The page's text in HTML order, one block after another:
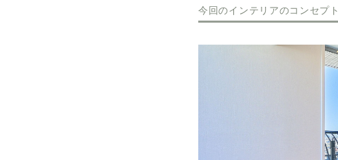
今回のインテリアのコンセプト